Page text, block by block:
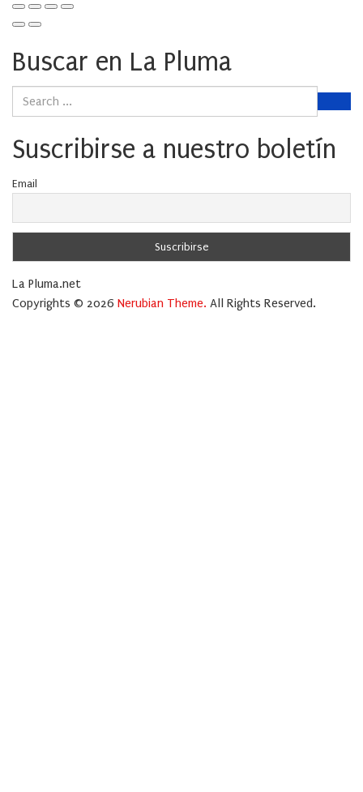
Buscar en La Pluma
Suscribirse a nuestro boletín
Email
La Pluma.net
Copyrights © 2026 Nerubian Theme. All Rights Reserved.